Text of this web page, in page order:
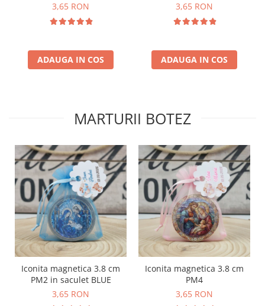
3,65 RON
ADAUGA IN COS
3,65 RON
ADAUGA IN COS
MARTURII BOTEZ
Iconita magnetica 3.8 cm
PM2 in saculet BLUE
3,65 RON
Iconita magnetica 3.8 cm
PM4
3,65 RON